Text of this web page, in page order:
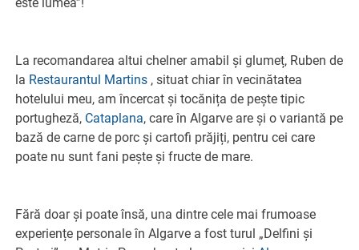
La recomandarea altui chelner amabil și glumeț, Ruben de
la Restaurantul Martins , situat chiar în vecinătatea
hotelului meu, am încercat și tocănița de pește tipic
portugheză, Cataplana, care în Algarve are și o variantă pe
bază de carne de porc și cartofi prăjiți, pentru cei care
poate nu sunt fani pește și fructe de mare.
Fără doar și poate însă, una dintre cele mai frumoase
experiențe personale în Algarve a fost turul „Delfini și